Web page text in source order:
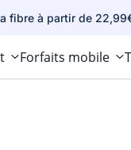
fibre à partir de
Forfaits mobile